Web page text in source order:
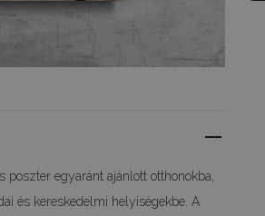
egyaránt ajánlott otthonokba,
és kereskedelmi helyiségekbe. A